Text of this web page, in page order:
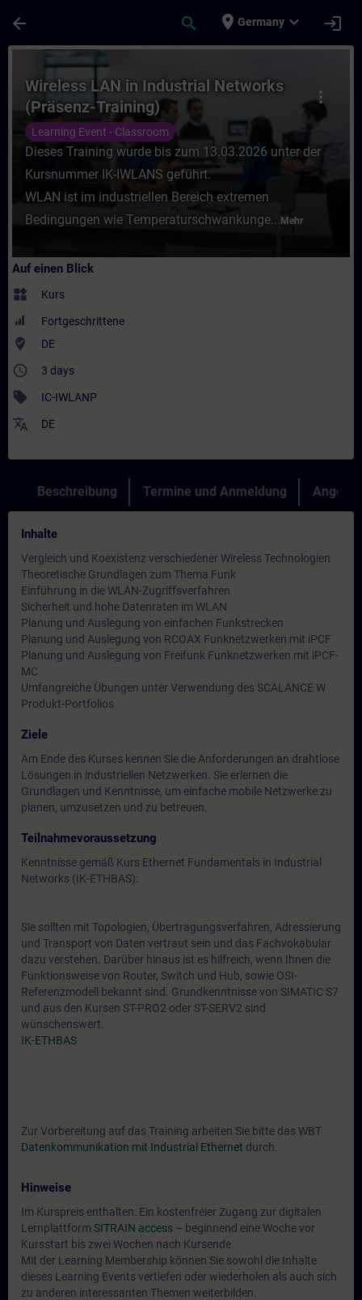
arrow_back search place Germany expand_more login
Kurs - Wireless LAN in Industrial
more_vert
Wireless LAN in Industrial Networks
(Präsenz-Training)
Learning Event - Classroom
Dieses Training wurde bis zum 13.03.2026 unter der
Kursnummer IK-IWLANS geführt.
WLAN ist im industriellen Bereich extremen
Bedingungen wie Temperaturschwankunge... Mehr
Auf einen Blick
widgets Kurs
Fortgeschrittene
where_to_vote DE
access_time 3 days
sell IC-IWLANP
translate DE
Beschreibung Termine und Anmeldung Angebot
Inhalte
Vergleich und Koexistenz verschiedener Wireless Technologien
Theoretische Grundlagen zum Thema Funk
Einführung in die WLAN-Zugriffsverfahren
Sicherheit und hohe Datenraten im WLAN
Planung und Auslegung von einfachen Funkstrecken
Planung und Auslegung von RCOAX Funknetzwerken mit iPCF
Planung und Auslegung von Freifunk Funknetzwerken mit iPCF-
MC
Umfangreiche Übungen unter Verwendung des SCALANCE W
Produkt-Portfolios
Ziele
Am Ende des Kurses kennen Sie die Anforderungen an drahtlose
Lösungen in industriellen Netzwerken. Sie erlernen die
Grundlagen und Kenntnisse, um einfache mobile Netzwerke zu
planen, umzusetzen und zu betreuen.
Teilnahmevoraussetzung
Kenntnisse gemäß Kurs Ethernet Fundamentals in Industrial
Networks (IK-ETHBAS):
Sie sollten mit Topologien, Übertragungsverfahren, Adressierung
und Transport von Daten vertraut sein und das Fachvokabular
dazu verstehen. Darüber hinaus ist es hilfreich, wenn Ihnen die
Funktionsweise von Router, Switch und Hub, sowie OSI-
Referenzmodell bekannt sind. Grundkenntnisse von SIMATIC S7
und aus den Kursen ST-PRO2 oder ST-SERV2 sind
wünschenswert.
IK-ETHBAS
Zur Vorbereitung auf das Training arbeiten Sie bitte das WBT
Datenkommunikation mit Industrial Ethernet durch.
Hinweise
Im Kurspreis enthalten: Ein kostenfreier Zugang zur digitalen
Lernplattform SITRAIN access – beginnend eine Woche vor
Kursstart bis zwei Wochen nach Kursende.
Mit der Learning Membership können Sie sowohl die Inhalte
dieses Learning Events vertiefen oder wiederholen als auch sich
zu anderen interessanten Themen weiterbilden.